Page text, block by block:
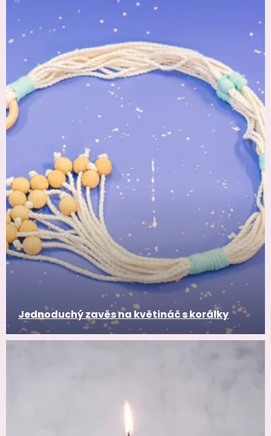
Jednoduchý zavěs na květináč s korálky